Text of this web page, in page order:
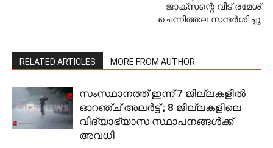
ജാക്‌സന്റെ വീട് രമേശ്
ചെന്നിത്തല സന്ദര്‍ശിച്ചു
RELATED ARTICLES MORE FROM AUTHOR
സംസ്ഥാനത്ത് ഇന്ന് 7 ജില്ലകളിൽ
ഓറഞ്ച് അലർ‌ട്ട് ; 8 ജില്ലകളിലെ
വിദ്യാഭ്യാസ സ്ഥാപനങ്ങൾക്ക്
അവധി